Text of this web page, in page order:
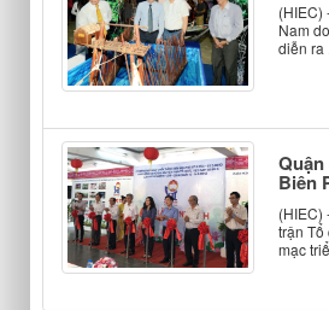
(HIEC)
Nam
diễn ra
Biên
(HIEC)
trận Tổ
mạc